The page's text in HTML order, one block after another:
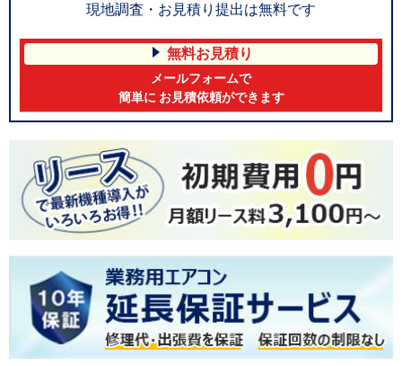
現地調査・お見積り提出は無料です
無料お見積り
メールフォームで
簡単に お見積依頼ができます